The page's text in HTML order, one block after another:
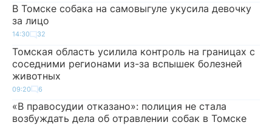
В Томске собака на самовыгуле укусила девочку
за лицо
14:30 32
Томская область усилила контроль на границах с
соседними регионами из-за вспышек болезней
животных
09:20 6
«В правосудии отказано»: полиция не стала
возбуждать дела об отравлении собак в Томске